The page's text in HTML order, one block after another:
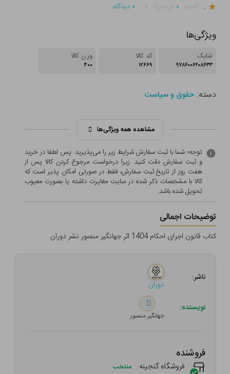
. ۰ ۰ دیدگاه
ویژگی‌ها
شابک
۹۷۸۶۰۰۶۲۰۸۶۳۳
کد کالا
۱۲۶۶۹
وزن کالا
۴۰۰
دسته:حقوق و سیاست
مشاهده همه ویژگی‌ها
توجه؛ شما با ثبت سفارش شرایط زیر را می‌پذیرید. پس لطفا در خرید
و ثبت سفارش دقت کنید. زیرا درخواست مرجوع کردن کالا پس از
هفت روز از تاریخ ثبت سفارش، فقط در صورتی امکان پذیر است که
کالا با مشخصات ذکر شده در سایت مغایرت داشته یا بصورت معيوب
تحویل شده باشد.
توضیحات اجمالی
کتاب قانون اجرای احکام 1404 اثر جهانگیر منصور نشر دوران
ناشر:
دوران
نویسنده:
جهانگیر منصور
فروشنده
فروشگاه گنجینه منتخب